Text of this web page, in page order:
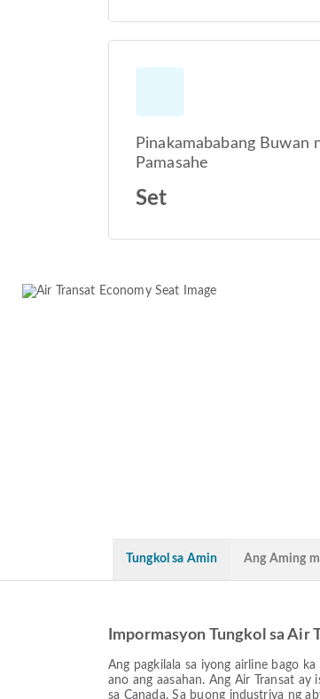
Pinakamababang Buwan
Pamasahe
Set
Tungkol sa Amin Ang Aming
Impormasyon Tungkol sa Air
Ang pagkilala sa iyong airline bago
ano ang aasahan. Ang Air Transat
sa Canada. Sa buong industriya ng